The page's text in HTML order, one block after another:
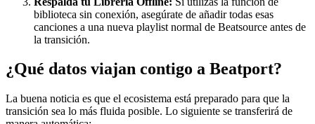
biblioteca sin conexión, asegúrate de añadir todas esas
canciones a una nueva playlist normal de Beatsource antes de
la transición.
¿Qué datos viajan contigo a Beatport?
La buena noticia es que el ecosistema está preparado para que la
transición sea lo más fluida posible. Lo siguiente se transferirá de